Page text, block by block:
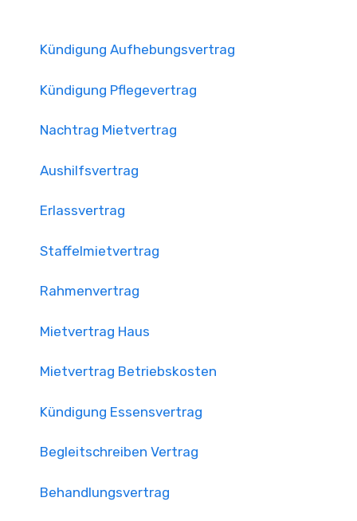
Kündigung Aufhebungsvertrag
Kündigung Pflegevertrag
Nachtrag Mietvertrag
Aushilfsvertrag
Erlassvertrag
Staffelmietvertrag
Rahmenvertrag
Mietvertrag Haus
Mietvertrag Betriebskosten
Kündigung Essensvertrag
Begleitschreiben Vertrag
Behandlungsvertrag